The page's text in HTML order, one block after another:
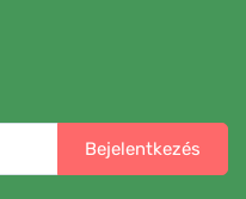
Bejelentkezés